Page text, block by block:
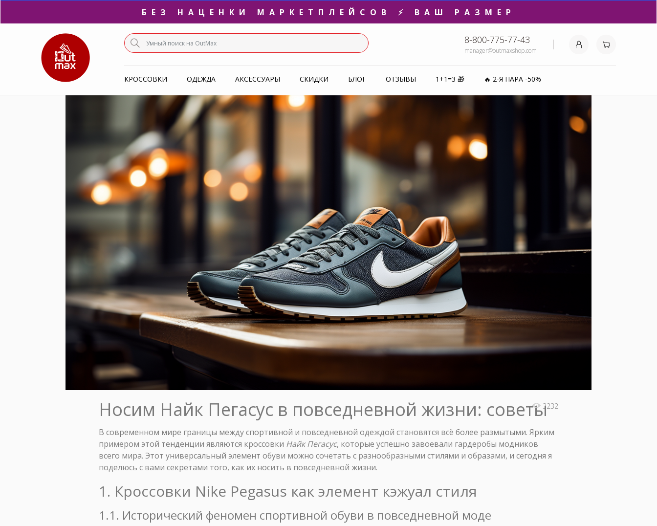
3-Я ПАРА В ПОДАРОК 🎁
ПОСЛЕДНИЕ РАЗМЕРЫ ОТ 1500₽⚡️ 8-800-775-77-43
manager@outmaxshop.com
КРОССОВКИ ОДЕЖДА АКСЕССУАРЫ СКИДКИ БЛОГ ОТЗЫВЫ 1+1=3 🎁 🔥 2-Я ПАРА -50%
Носим Найк Пегасус в повседневной жизни: советы3232
В современном мире границы между спортивной и повседневной одеждой становятся всё более размытыми. Ярким
примером этой тенденции являются кроссовки Найк Пегасус, которые успешно завоевали гардеробы модников
всего мира. Этот универсальный элемент обуви можно сочетать с разнообразными стилями и образами, и сегодня я
поделюсь с вами секретами того, как их носить в повседневной жизни.
1. Кроссовки Nike Pegasus как элемент кэжуал стиля
1.1. Исторический феномен спортивной обуви в повседневной моде